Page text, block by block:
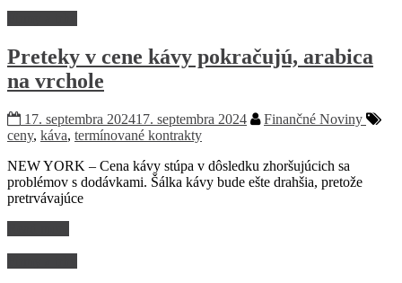
Preteky v cene kávy pokračujú, arabica
na vrchole
17. septembra 202417. septembra 2024
Finančné Noviny
ceny, káva, termínované kontrakty
NEW YORK – Cena kávy stúpa v dôsledku zhoršujúcich sa
problémov s dodávkami. Šálka ​​kávy bude ešte drahšia, pretože
pretrvávajúce